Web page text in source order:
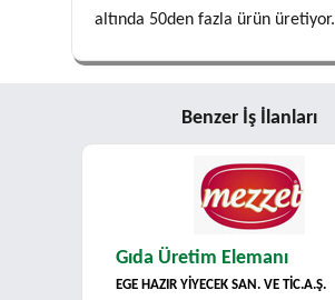
altında 50den fazla ürün üretiyor.
Benzer İş İlanları
Gıda Üretim Elemanı
EGE HAZIR YİYECEK SAN. VE TİC.A.Ş.